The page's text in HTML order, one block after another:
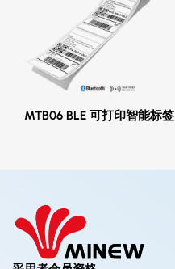
MTB06 BLE 可打印智能标签